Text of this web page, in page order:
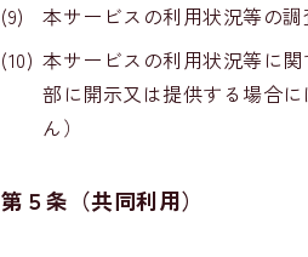
(9)
本サービスの利用状況等の
(10) 本サービスの利用状況等に
部に開示又は提供する場合
ん）
第５条（共同利用）